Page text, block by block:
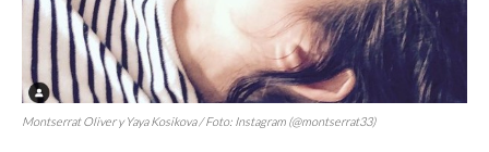
Montserrat Oliver y Yaya Kosikova / Foto: Instagram (@montserrat33)